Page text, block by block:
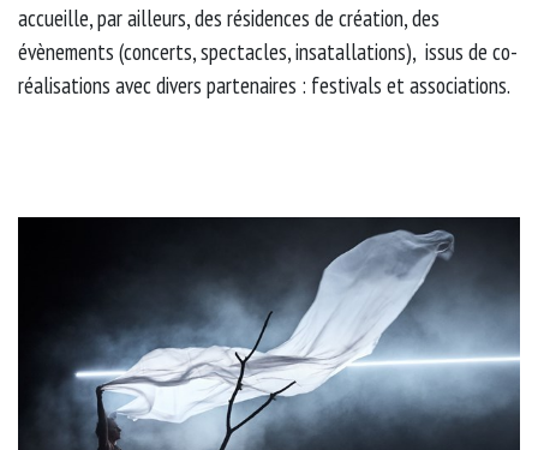
accueille, par ailleurs, des résidences de création, des
évènements (concerts, spectacles, insatallations), issus de co-
réalisations avec divers partenaires : festivals et associations.